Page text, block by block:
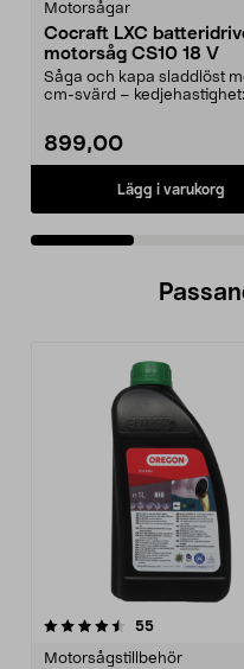
Motorsågar
Cocraft LXC
motorsåg CS10 18 V
Såga och kapa sladdlöst
cm-svärd –
899,00
Lägg i varukorg
55recensioner
Motorsågstillbehör